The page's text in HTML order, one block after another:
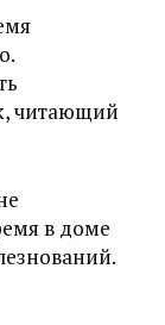
читающий
в доме